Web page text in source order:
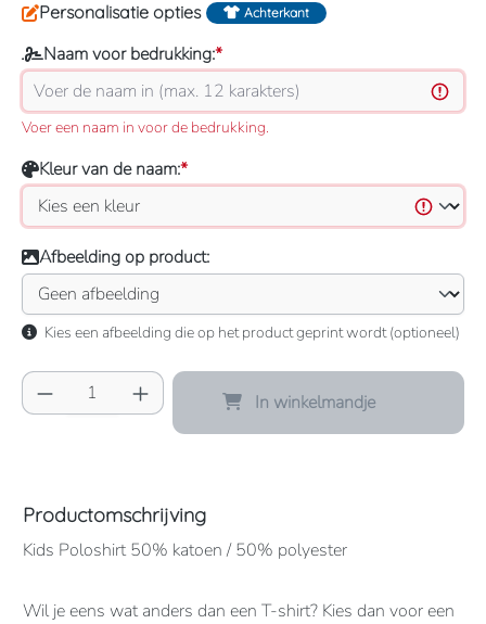
Personalisatie opties Achterkant
Naam voor bedrukking:*
Voer een naam in voor de bedrukking.
Kleur van de naam:*
Afbeelding op product:
Kies een afbeelding die op het product geprint wordt (optioneel)
Producthoeveelheid: Voer de gewenste
In winkelmandje
Productomschrijving
Kids Poloshirt 50% katoen / 50% polyester
Wil je eens wat anders dan een T-shirt? Kies dan voor een